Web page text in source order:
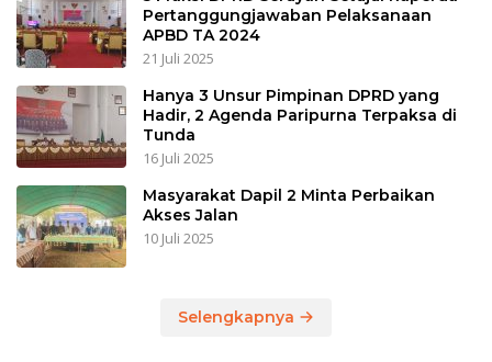
Pertanggungjawaban Pelaksanaan
APBD TA 2024
21 Juli 2025
Hanya 3 Unsur Pimpinan DPRD yang
Hadir, 2 Agenda Paripurna Terpaksa di
Tunda
16 Juli 2025
Masyarakat Dapil 2 Minta Perbaikan
Akses Jalan
10 Juli 2025
Selengkapnya